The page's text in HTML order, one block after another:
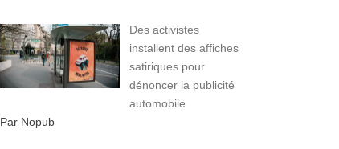
Des activistes
installent des affiches
satiriques pour
dénoncer la publicité
automobile
Par Nopub